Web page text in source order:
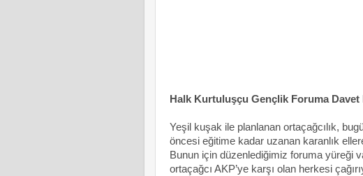
Halk Kurtuluşçu Gençlik Foruma Davet
Yeşil kuşak ile planlanan ortaçağcılık,
öncesi eğitime kadar uzanan karanlık
Bunun için düzenlediğimiz foruma yüreği
ortaçağcı AKP’ye karşı olan herkesi